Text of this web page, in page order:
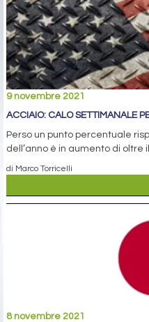
9 novembre 2021
ACCIAIO: CALO SETTIMANALE
Perso un punto percentuale
dell’anno è in aumento di oltre
di Marco Torricelli
8 novembre 2021